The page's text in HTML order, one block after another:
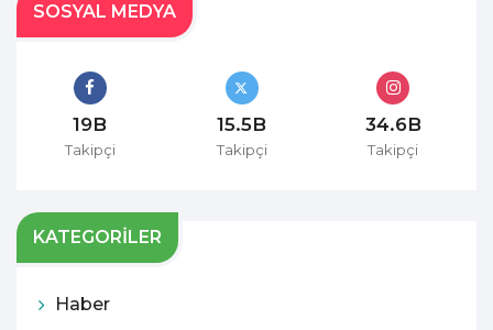
SOSYAL MEDYA
19B
Takipçi
15.5B
Takipçi
34.6B
Takipçi
KATEGORİLER
Haber